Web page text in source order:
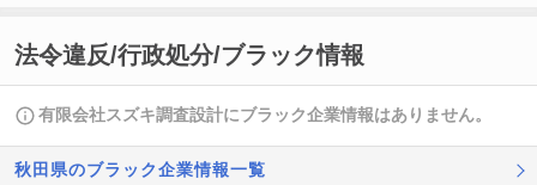
法令違反/行政処分/ブラック情報
有限会社スズキ調査設計にブラック企業情報はありません。
秋田県のブラック企業情報一覧